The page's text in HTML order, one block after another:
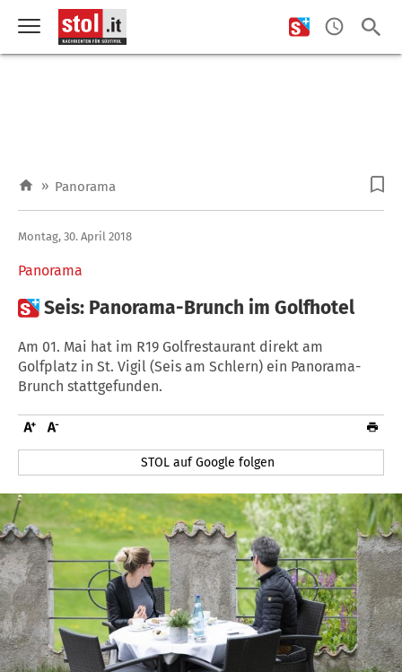
» Panorama
Panorama
Montag, 30. April 2018
Seis: Panorama-Brunch im Golfhotel
Am 01. Mai hat im R19 Golfrestaurant direkt am
Golfplatz in St. Vigil (Seis am Schlern) ein Panorama-
Brunch stattgefunden.
STOL auf Google folgen